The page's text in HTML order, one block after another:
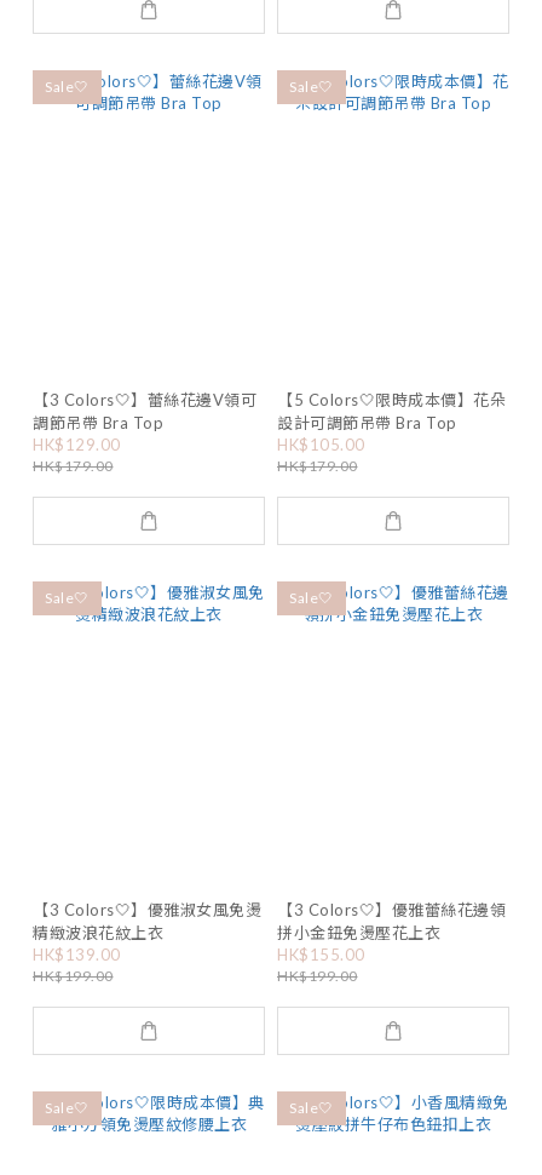
Sale🤍
【3 Colors🤍】蕾絲花邊V領可
調節吊帶 Bra Top
HK$129.00
HK$179.00
Sale🤍
【5 Colors🤍限時成本價】花朵
設計可調節吊帶 Bra Top
HK$105.00
HK$179.00
Sale🤍
【3 Colors🤍】優雅淑女風免燙
精緻波浪花紋上衣
HK$139.00
HK$199.00
Sale🤍
【3 Colors🤍】優雅蕾絲花邊領
拼小金鈕免燙壓花上衣
HK$155.00
HK$199.00
Sale🤍 Sale🤍